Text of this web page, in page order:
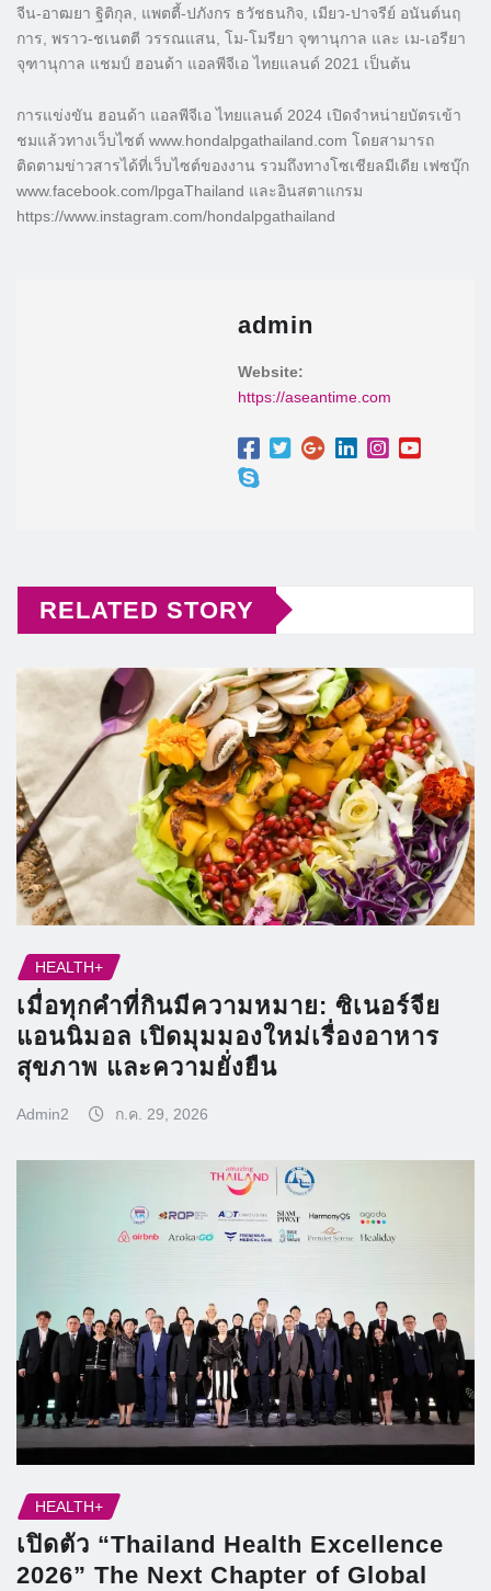
จีน-อาฒยา ฐิติกุล, แพตตี้-ปภังกร ธวัชธนกิจ, เมียว-ปาจรีย์ อนันต์นฤ
การ, พราว-ชเนตตี วรรณแสน, โม-โมรียา จุฑานุกาล และ เม-เอรียา
จุฑานุกาล แชมป์ ฮอนด้า แอลพีจีเอ ไทยแลนด์ 2021 เป็นต้น
การแข่งขัน ฮอนด้า แอลพีจีเอ ไทยแลนด์ 2024 เปิดจำหน่ายบัตรเข้า
ชมแล้วทางเว็บไซต์ www.hondalpgathailand.com โดยสามารถ
ติดตามข่าวสารได้ที่เว็บไซต์ของงาน รวมถึงทางโซเชียลมีเดีย เฟซบุ๊ก
www.facebook.com/lpgaThailand และอินสตาแกรม
https://www.instagram.com/hondalpgathailand
admin
Website:
https://aseantime.com
RELATED STORY
HEALTH+
เมื่อทุกคำที่กินมีความหมาย: ซิเนอร์จีย
แอนนิมอล เปิดมุมมองใหม่เรื่องอาหาร
สุขภาพ และความยั่งยืน
Admin2 ก.ค. 29, 2026
HEALTH+
เปิดตัว “Thailand Health Excellence
2026” The Next Chapter of Global